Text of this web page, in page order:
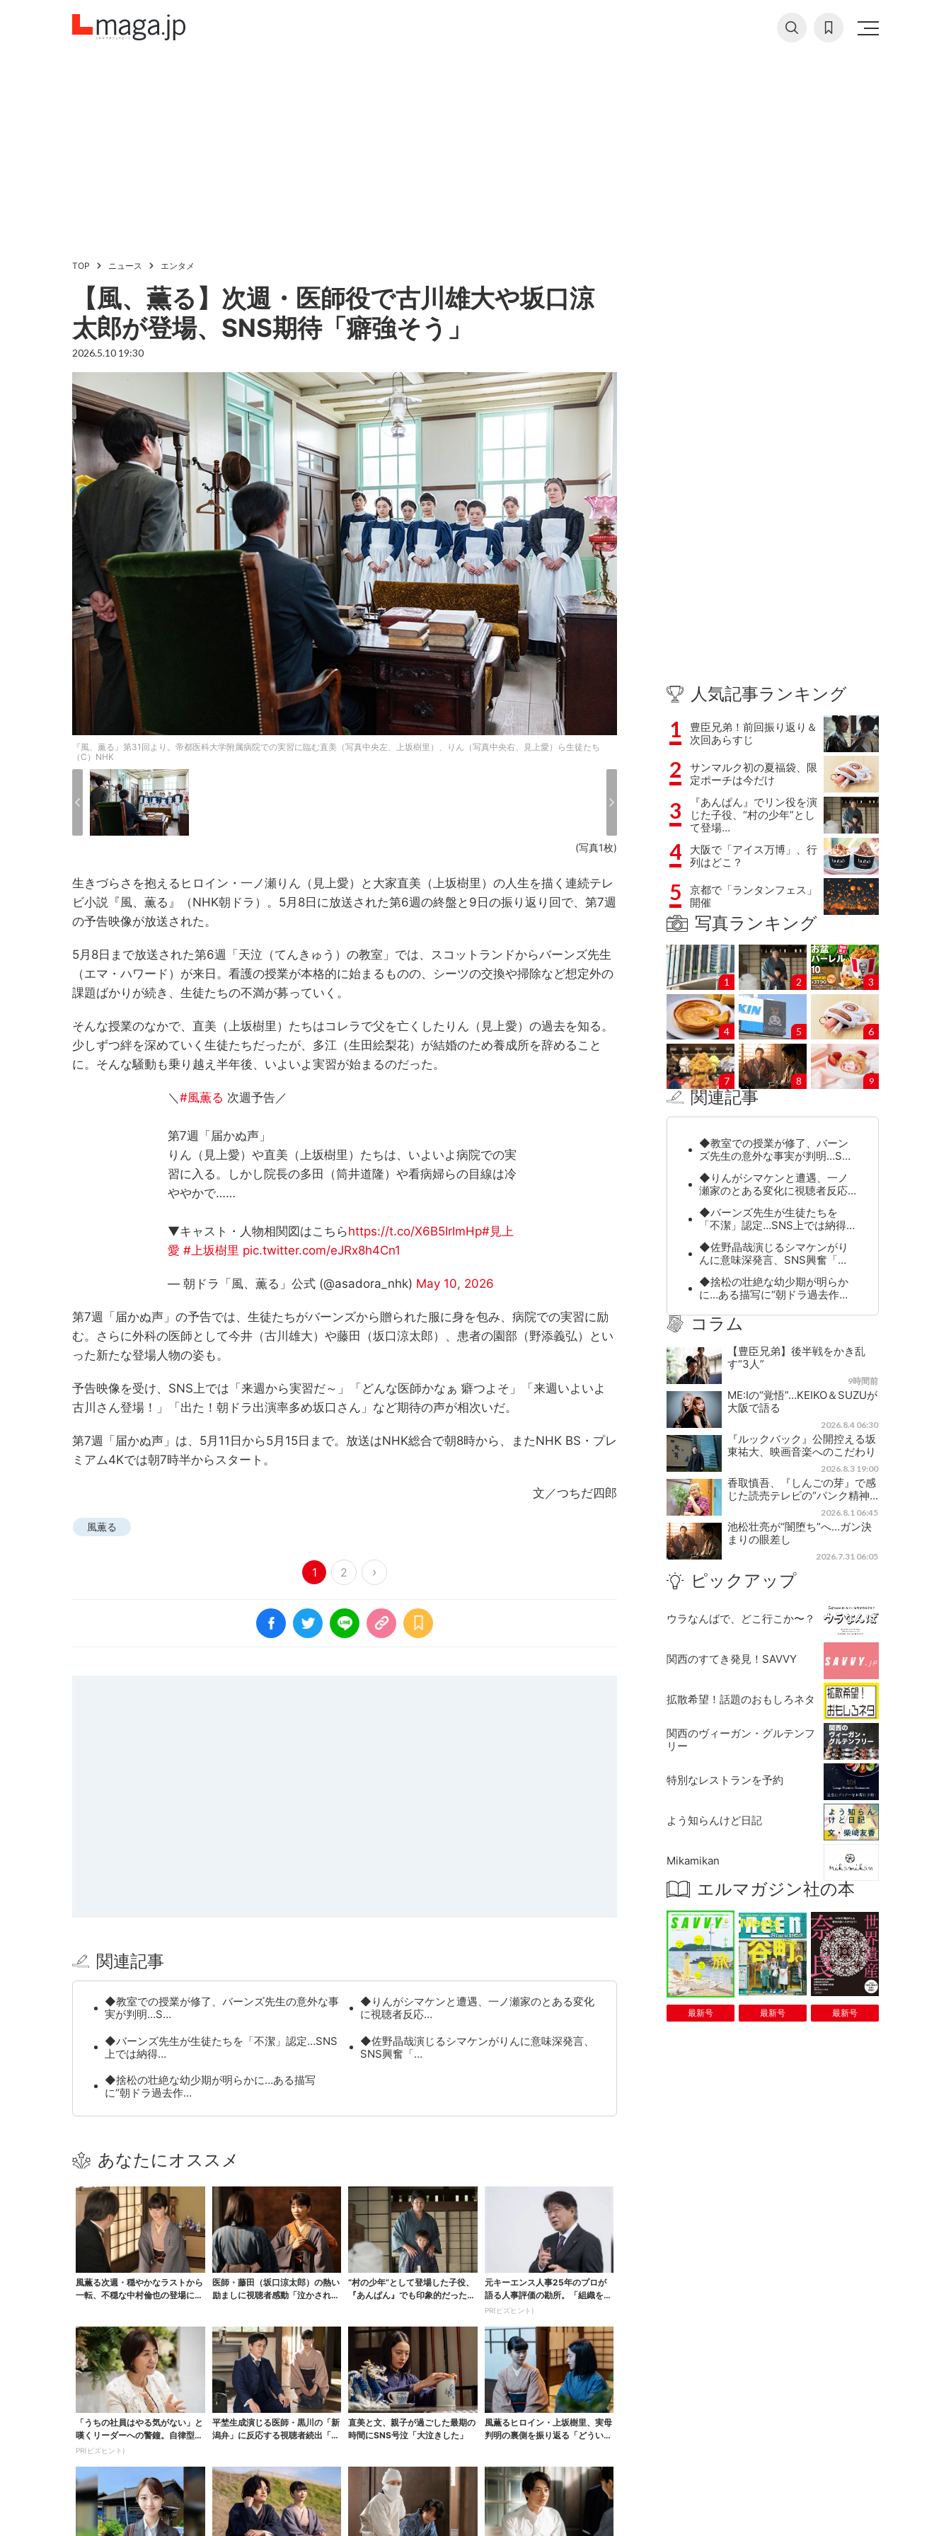
TOP ニュース エンタメ
【風、薫る】次週・医師役で古川雄大や坂口涼
太郎が登場、SNS期待「癖強そう」
2026.5.10 19:30
『風、薫る』第31回より。帝都医科大学附属病院での実習に臨む直美（写真中央左、上坂樹里）、りん（写真中央右、見上愛）ら生徒たち
（C）NHK
(写真1枚)
生きづらさを抱えるヒロイン・一ノ瀬りん（見上愛）と大家直美（上坂樹里）の人生を描く連続テレ
ビ小説『風、薫る』（NHK朝ドラ）。5月8日に放送された第6週の終盤と9日の振り返り回で、第7週
の予告映像が放送された。
5月8日まで放送された第6週「天泣（てんきゅう）の教室」では、スコットランドからバーンズ先生
（エマ・ハワード）が来日。看護の授業が本格的に始まるものの、シーツの交換や掃除など想定外の
課題ばかりが続き、生徒たちの不満が募っていく。
そんな授業のなかで、直美（上坂樹里）たちはコレラで父を亡くしたりん（見上愛）の過去を知る。
少しずつ絆を深めていく生徒たちだったが、多江（生田絵梨花）が結婚のため養成所を辞めること
に。そんな騒動も乗り越え半年後、いよいよ実習が始まるのだった。
＼ #風薫る 次週予告／
第7週「届かぬ声」
りん（見上愛）や直美（上坂樹里）たちは、いよいよ病院での実
習に入る。しかし院長の多田（筒井道隆）や看病婦らの目線は冷
ややかで……
▼キャスト・人物相関図はこちらhttps://t.co/X6B5IrImHp#見上
愛 #上坂樹里 pic.twitter.com/eJRx8h4Cn1
— 朝ドラ「風、薫る」公式 (@asadora_nhk) May 10, 2026
第7週「届かぬ声」の予告では、生徒たちがバーンズから贈られた服に身を包み、病院での実習に励
む。さらに外科の医師として今井（古川雄大）や藤田（坂口涼太郎）、患者の園部（野添義弘）とい
った新たな登場人物の姿も。
予告映像を受け、SNS上では「来週から実習だ～」「どんな医師かなぁ 癖つよそ」「来週いよいよ
古川さん登場！」「出た！朝ドラ出演率多め坂口さん」など期待の声が相次いだ。
第7週「届かぬ声」は、5月11日から5月15日まで。放送はNHK総合で朝8時から、またNHK BS・プレ
ミアム4Kでは朝7時半からスタート。
文／つちだ四郎
風薫る
1 2 ›
関連記事
◆教室での授業が修了、バーンズ先生の意外な事
実が判明…S…
◆りんがシマケンと遭遇、一ノ瀬家のとある変化
に視聴者反応…
◆バーンズ先生が生徒たちを「不潔」認定…SNS
上では納得…
◆佐野晶哉演じるシマケンがりんに意味深発言、
SNS興奮「…
◆捨松の壮絶な幼少期が明らかに…ある描写
に“朝ドラ過去作…
あなたにオススメ
風薫る次週・穏やかなラストから
一転、不穏な中村倫也の登場に視
医師・藤田（坂口涼太郎）の熱い
励ましに視聴者感動「泣かされる
“村の少年”として登場した子役、
『あんぱん』でも印象的だった…
元キーエンス人事25年のプロが
語る人事評価の勘所。「組織を腐
らせるNG評価」とは...
PR(ビズヒント)
「うちの社員はやる気がない」と
嘆くリーダーへの警鐘。自律型組
織をつくる前に外せな...
PR(ビズヒント)
平埜生成演じる医師・黒川の「新
潟弁」に反応する視聴者続出「グ
直美と文、親子が過ごした最期の
時間にSNS号泣「大泣きした」
風薫るヒロイン・上坂樹里、実母
判明の裏側を振り返る「どういう
人気記事ランキング
1
豊臣兄弟！前回振り返り＆
次回あらすじ
2
サンマルク初の夏福袋、限
定ポーチは今だけ
3
『あんぱん』でリン役を演
じた子役、“村の少年”とし
て登場…
4
大阪で「アイス万博」、行
列はどこ？
5
京都で「ランタンフェス」
開催
写真ランキング
1 2 3
4 5 6
7 8 9
関連記事
◆教室での授業が修了、バーン
ズ先生の意外な事実が判明…S…
◆りんがシマケンと遭遇、一ノ
瀬家のとある変化に視聴者反応…
◆バーンズ先生が生徒たちを
「不潔」認定…SNS上では納得…
◆佐野晶哉演じるシマケンがり
んに意味深発言、SNS興奮「…
◆捨松の壮絶な幼少期が明らか
に…ある描写に“朝ドラ過去作…
コラム
【豊臣兄弟】後半戦をかき乱
す“3人”
9時間前
ME:Iの“覚悟”…KEIKO＆SUZUが
大阪で語る
2026.8.4 06:30
『ルックバック』公開控える坂
東祐大、映画音楽へのこだわり
2026.8.3 19:00
香取慎吾、『しんごの芽』で感
じた読売テレビの“パンク精神…
2026.8.1 06:45
池松壮亮が“闇堕ち”へ…ガン決
まりの眼差し
2026.7.31 06:05
ピックアップ
ウラなんばで、どこ行こか〜？
関西のすてき発見！SAVVY
拡散希望！話題のおもしろネタ
関西のヴィーガン・グルテンフ
リー
特別なレストランを予約
よう知らんけど日記
Mikamikan
エルマガジン社の本
最新号 最新号 最新号